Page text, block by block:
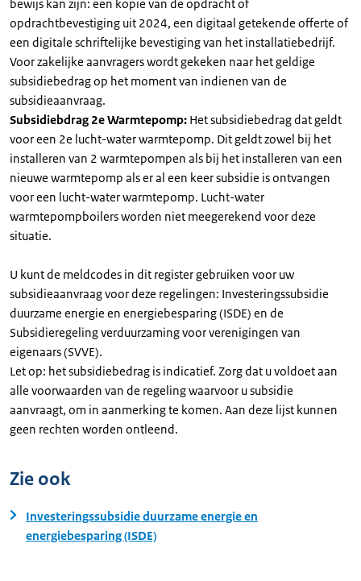
bewijs kan zijn: een kopie van de opdracht of
opdrachtbevestiging uit 2024, een digitaal getekende offerte of
een digitale schriftelijke bevestiging van het installatiebedrijf.
Voor zakelijke aanvragers wordt gekeken naar het geldige
subsidiebedrag op het moment van indienen van de
subsidieaanvraag.
Subsidiebdrag 2e Warmtepomp: Het subsidiebedrag dat geldt
voor een 2e lucht-water warmtepomp. Dit geldt zowel bij het
installeren van 2 warmtepompen als bij het installeren van een
nieuwe warmtepomp als er al een keer subsidie is ontvangen
voor een lucht-water warmtepomp. Lucht-water
warmtepompboilers worden niet meegerekend voor deze
situatie.
U kunt de meldcodes in dit register gebruiken voor uw
subsidieaanvraag voor deze regelingen: Investeringssubsidie
duurzame energie en energiebesparing (ISDE) en de
Subsidieregeling verduurzaming voor verenigingen van
eigenaars (SVVE).
Let op: het subsidiebedrag is indicatief. Zorg dat u voldoet aan
alle voorwaarden van de regeling waarvoor u subsidie
aanvraagt, om in aanmerking te komen. Aan deze lijst kunnen
geen rechten worden ontleend.
Zie ook
Investeringssubsidie duurzame energie en
energiebesparing (ISDE)